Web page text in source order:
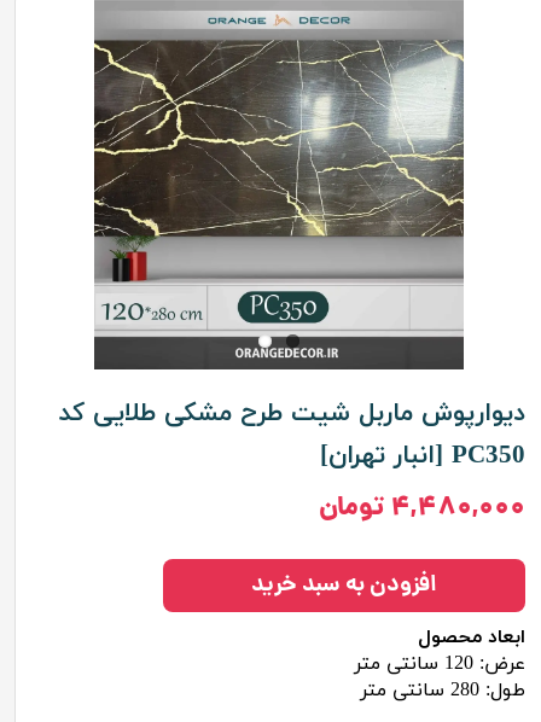
دیوارپوش ماربل شیت طرح مشکی طلایی کد
PC350 [انبار تهران]
۴,۴۸۰,۰۰۰ تومان
ابعاد محصول
عرض: 120 سانتی متر
طول: 280 سانتی متر
افزودن به سبد خرید